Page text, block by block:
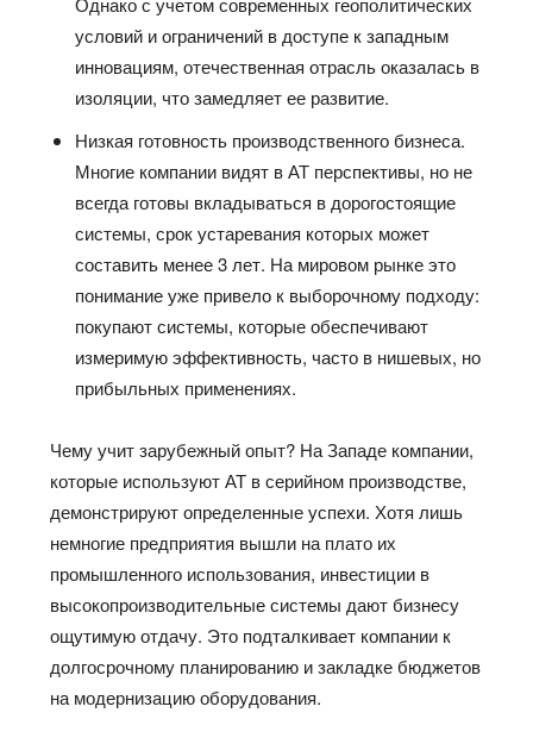
условий и ограничений в доступе к западным
инновациям, отечественная отрасль оказалась в
изоляции, что замедляет ее развитие.
Низкая готовность производственного бизнеса.
Многие компании видят в АТ перспективы, но не
всегда готовы вкладываться в дорогостоящие
системы, срок устаревания которых может
составить менее 3 лет. На мировом рынке это
понимание уже привело к выборочному подходу:
покупают системы, которые обеспечивают
измеримую эффективность, часто в нишевых, но
прибыльных применениях.
Чему учит зарубежный опыт? На Западе компании,
которые используют АТ в серийном производстве,
демонстрируют определенные успехи. Хотя лишь
немногие предприятия вышли на плато их
промышленного использования, инвестиции в
высокопроизводительные системы дают бизнесу
ощутимую отдачу. Это подталкивает компании к
долгосрочному планированию и закладке бюджетов
на модернизацию оборудования.